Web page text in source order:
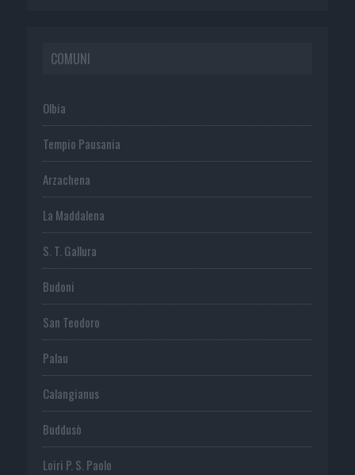
COMUNI
Olbia
Tempio Pausania
Arzachena
La Maddalena
S. T. Gallura
Budoni
San Teodoro
Palau
Calangianus
Buddusò
Loiri P. S. Paolo